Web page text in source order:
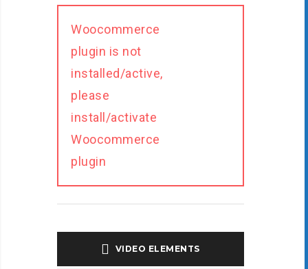
Woocommerce
plugin is not
installed/active,
please
install/activate
Woocommerce
plugin
VIDEO ELEMENTS